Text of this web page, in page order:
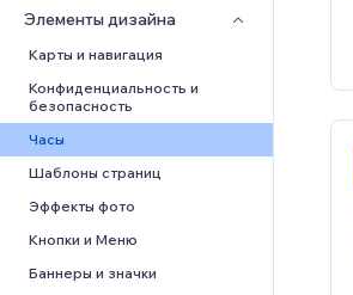
Списки сайтов
Эл. почта
Конверсия
Кнопки продаж
Бухгалтерский учет
Купоны и лояльность
Складские услуги
Дропшиппинг
Цены и подписки
Краудфандинг
События
Рестораны
Недвижимость
Онлайн-запись
Галерея
Музыка
Подкасты
Обмен файлами
Контент-сервисы
Элементы дизайна
Карты и навигация
Конфиденциальность и
безопасность
Часы
Шаблоны страниц
Эффекты фото
Кнопки и Меню
Баннеры и значки